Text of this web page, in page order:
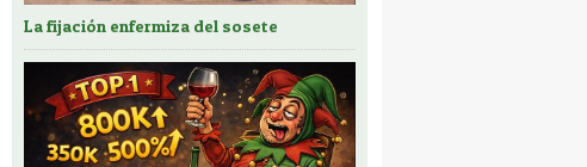
La fijación enfermiza del sosete